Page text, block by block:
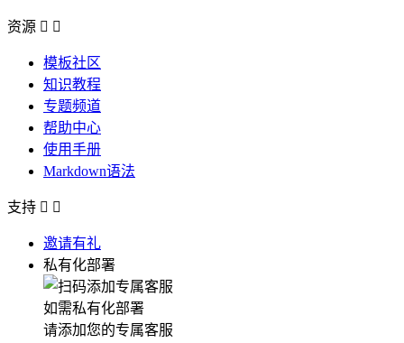
资源  
模板社区
知识教程
专题频道
帮助中心
使用手册
Markdown语法
支持  
邀请有礼
私有化部署
如需私有化部署
请添加您的专属客服